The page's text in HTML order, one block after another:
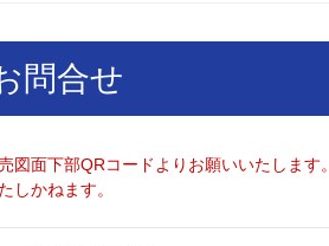
問合せ
面下部QRコードよりお願いいたします。
しかねます。